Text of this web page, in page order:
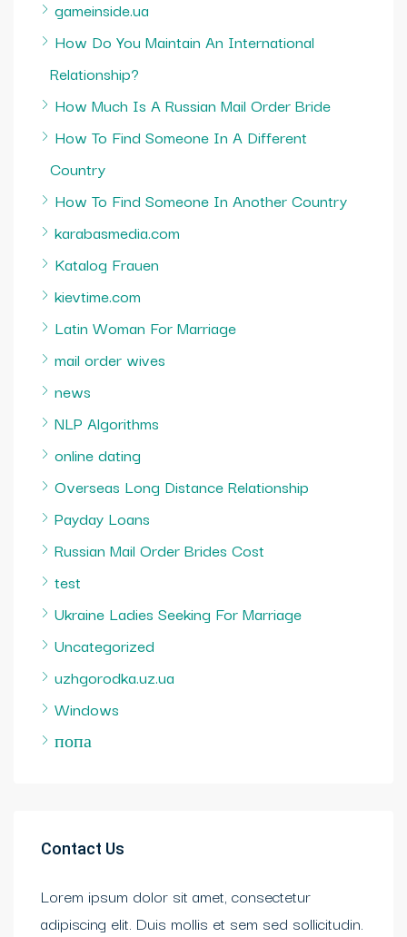
gameinside.ua
How Do You Maintain An International
Relationship?
How Much Is A Russian Mail Order Bride
How To Find Someone In A Different
Country
How To Find Someone In Another Country
karabasmedia.com
Katalog Frauen
kievtime.com
Latin Woman For Marriage
mail order wives
news
NLP Algorithms
online dating
Overseas Long Distance Relationship
Payday Loans
Russian Mail Order Brides Cost
test
Ukraine Ladies Seeking For Marriage
Uncategorized
uzhgorodka.uz.ua
Windows
попа
Contact Us
Lorem ipsum dolor sit amet, consectetur
adipiscing elit. Duis mollis et sem sed sollicitudin.